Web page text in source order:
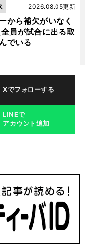
から補欠がいなく
員が試合に出る取
でいる
2026.08.05更新
Xでフォローする
LINEで
アカウント追加